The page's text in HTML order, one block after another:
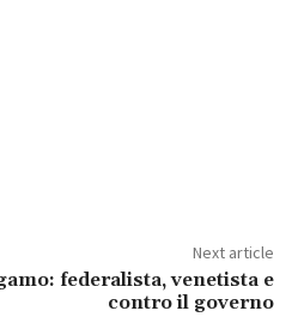
Next article
federalista, venetista e
contro il governo